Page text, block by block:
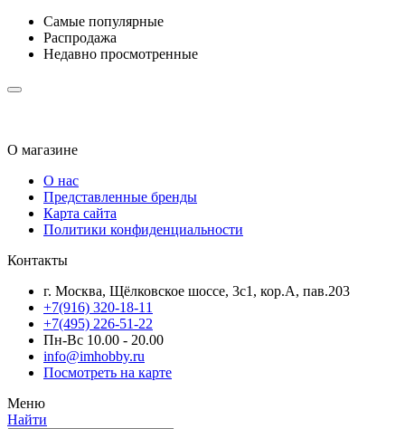
Самые популярные
Распродажа
Недавно просмотренные
О магазине
О нас
Представленные бренды
Карта сайта
Политики конфиденциальности
Контакты
г. Москва, Щёлковское шоссе, 3с1, кор.А, пав.203
+7(916) 320-18-11
+7(495) 226-51-22
Пн-Вс 10.00 - 20.00
info@imhobby.ru
Посмотреть на карте
Меню
Найти